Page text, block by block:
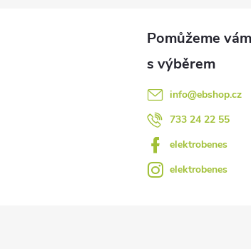
info@ebshop.cz
733 24 22 55
elektrobenes
elektrobenes